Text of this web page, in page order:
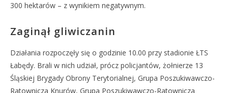
300 hektarów – z wynikiem negatywnym.
Zaginął gliwiczanin
Działania rozpoczęły się o godzinie 10.00 przy stadionie ŁTS
Łabędy. Brali w nich udział, prócz policjantów, żołnierze 13
Śląskiej Brygady Obrony Terytorialnej, Grupa Poszukiwawczo-
Ratownicza Knurów, Grupa Poszukiwawczo-Ratownicza